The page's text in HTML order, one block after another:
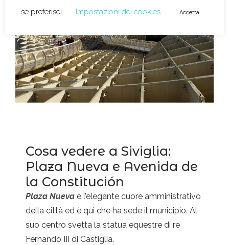
Cosa vedere a Siviglia:
Plaza Nueva e Avenida de
la Constitución
Plaza Nueva è l’elegante cuore amministrativo
della città ed è qui che ha sede il municipio. Al
suo centro svetta la statua equestre di re
Fernando III di Castiglia.